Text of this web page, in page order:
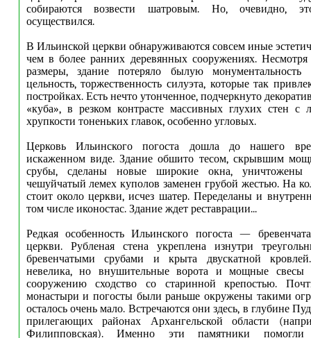
собираются возвести шатровым. Но, очевидно,
осуществился.
В Ильинской церкви обнаруживаются совсем иные
чем в более ранних деревянных сооружениях. Несмотря
размеры, здание потеряло былую монументальность
цельность, торжественность силуэта, которые так
постройках. Есть нечто утонченное, подчеркнуто
«куба», в резком контрасте массивных глухих стен с
хрупкости тоненьких главок, особенно угловых.
Церковь Ильинского погоста дошла до нашего
искаженном виде. Здание обшито тесом, скрывшим
срубы, сделаны новые широкие окна, уничтожены
чешуйчатый лемех куполов заменен грубой жестью. На
стоит около церкви, исчез шатер. Переделаны и
том числе иконостас. Здание ждет реставрации...
Редкая особенность Ильинского погоста —
церкви. Рубленая стена укреплена изнутри
бревенчатыми срубами и крыта двускатной
невелика, но внушительные ворота и мощные свесы
сооружению сходство со старинной крепостью.
монастыри и погосты были раньше окружены такими
осталось очень мало. Встречаются они здесь, в глубине
прилегающих районах Архангельской области
Филипповская). Именно эти памятники